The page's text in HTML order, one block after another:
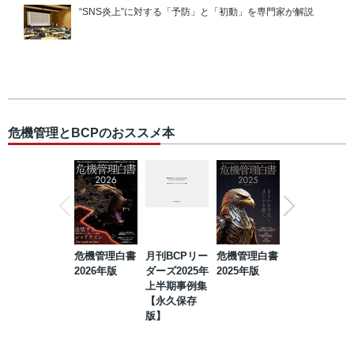
“SNS炎上”に対する「予防」と「初動」を専門家が解説
危機管理とBCPのおススメ本
危機管理白書
2026年版
月刊BCPリー
ダーズ2025年
上半期事例集
【永久保存
版】
危機管理白書
2025年版